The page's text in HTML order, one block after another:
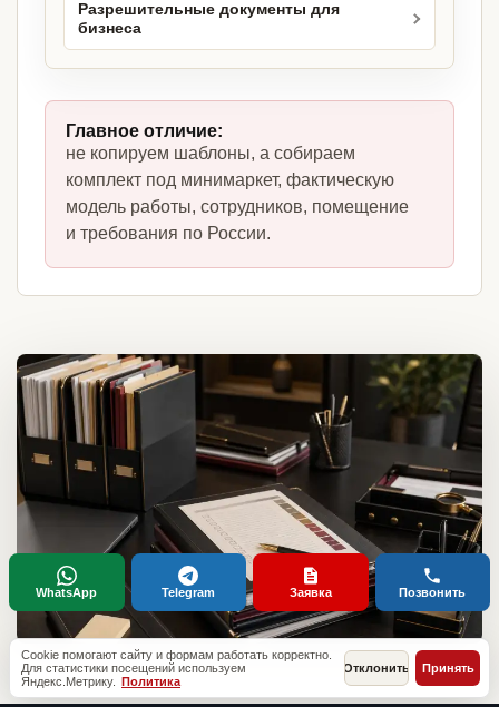
Разрешительные документы для
бизнеса
Главное отличие:
не копируем шаблоны, а собираем
комплект под минимаркет, фактическую
модель работы, сотрудников, помещение
и требования по России.
Cookie помогают сайту и формам работать корректно.
Для статистики посещений используем
Яндекс.Метрику. Политика
Отклонить Принять
WhatsApp Telegram Заявка Позвонить